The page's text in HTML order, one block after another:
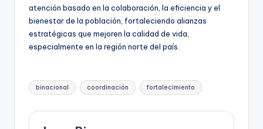
atención basado en la colaboración, la eficiencia y el
bienestar de la población, fortaleciendo alianzas
estratégicas que mejoren la calidad de vida,
especialmente en la región norte del país.
Etiquetas:
binacional coordinación fortalecimiento